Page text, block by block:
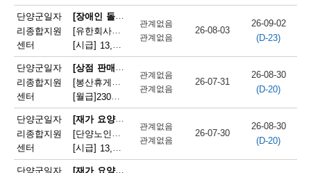
단양군일자
리종합지원
센터
[장애인 돌봄 종사원]
[유한회사단양돌봄사회서비스센터] 장애인 활동지원사 모집
[시급] 13,100원 | 충청북도 단양군 단양읍 삼봉로 233
관계없음
관계없음
26-08-03
26-09-02
(D-23)
단양군일자
리종합지원
센터
[상점 판매원]
[봉산휴게쉼터] 봉산휴게쉼터 판매원 모집
[월급] 230만원
관계없음
관계없음
26-07-31
26-08-30
(D-20)
단양군일자
리종합지원
센터
[재가 요양보호사]
[단양노인재가복지센터] 단양노인재가복지센터 방문요양 요양선생님 모집
[시급] 13,100원 | 충청북도 단양군 대강면 대강로 71
관계없음
관계없음
26-07-30
26-08-30
(D-20)
단양군일자 [재가 요양보호사]